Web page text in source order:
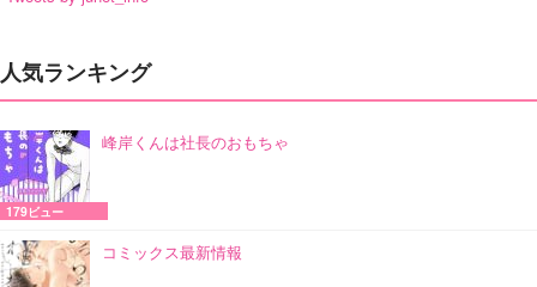
人気ランキング
峰岸くんは社長のおもちゃ
179ビュー
コミックス最新情報